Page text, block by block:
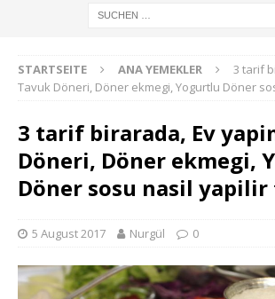
STARTSEITE ANA YEMEKLER
3 tarif
Tavuk Döneri, Döner ekmegi, Yogurtlu Döner
3 tarif birarada, Ev
Döneri, Döner ekmegi,
Döner sosu nasil
5 August 2017 Nurgül 0